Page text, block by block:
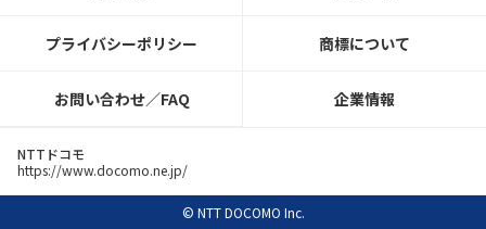
プライバシーポリシー 商標について
お問い合わせ／FAQ 企業情報
NTTドコモ
https://www.docomo.ne.jp/
© NTT DOCOMO Inc.